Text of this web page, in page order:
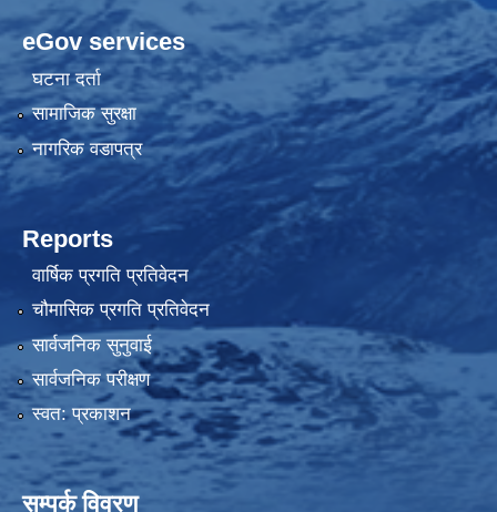
eGov services
घटना दर्ता
सामाजिक सुरक्षा
नागरिक वडापत्र
Reports
वार्षिक प्रगति प्रतिवेदन
चौमासिक प्रगति प्रतिवेदन
सार्वजनिक सुनुवाई
सार्वजनिक परीक्षण
स्वत: प्रकाशन
सम्पर्क विवरण